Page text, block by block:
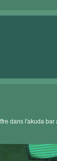
dans l'akuda